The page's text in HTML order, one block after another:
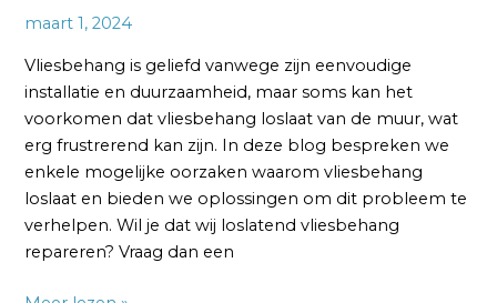
maart 1, 2024
Vliesbehang is geliefd vanwege zijn eenvoudige
installatie en duurzaamheid, maar soms kan het
voorkomen dat vliesbehang loslaat van de muur, wat
erg frustrerend kan zijn. In deze blog bespreken we
enkele mogelijke oorzaken waarom vliesbehang
loslaat en bieden we oplossingen om dit probleem te
verhelpen. Wil je dat wij loslatend vliesbehang
repareren? Vraag dan een